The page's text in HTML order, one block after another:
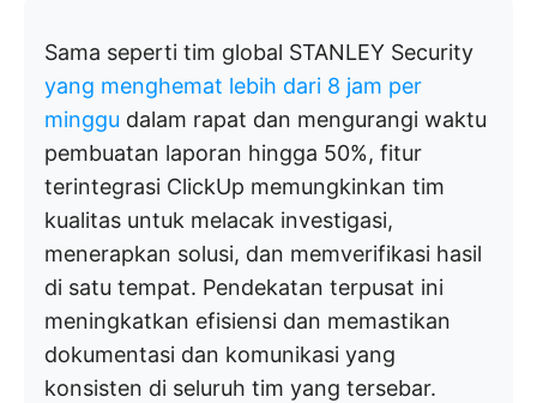
Sama seperti tim global STANLEY Security
yang menghemat lebih dari 8 jam per
minggu dalam rapat dan mengurangi waktu
pembuatan laporan hingga 50%, fitur
terintegrasi ClickUp memungkinkan tim
kualitas untuk melacak investigasi,
menerapkan solusi, dan memverifikasi hasil
di satu tempat. Pendekatan terpusat ini
meningkatkan efisiensi dan memastikan
dokumentasi dan komunikasi yang
konsisten di seluruh tim yang tersebar.